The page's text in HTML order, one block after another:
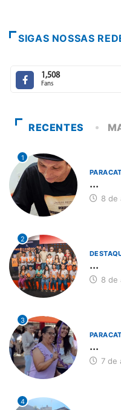
SIGAS NOSSAS
1,508
Fans
RECENTES
1
...
8 de
2
...
8 de
3
...
7 de
4